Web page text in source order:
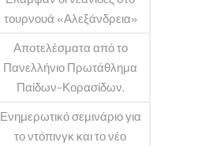
τουρνουά «Αλεξάνδρεια»
Αποτελέσματα από το
Πανελλήνιο Πρωτάθλημα
Παίδων-Κορασίδων.
Ενημερωτικό σεμινάριο για
το ντόπινγκ και το νέο